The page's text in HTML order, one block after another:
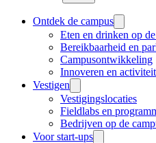
Ontdek de campus
Eten en drinken op
Bereikbaarheid en
Campusontwikkeling
Innoveren en
Vestigen
Vestigingslocaties
Fieldlabs en
Bedrijven op de
Voor start-ups